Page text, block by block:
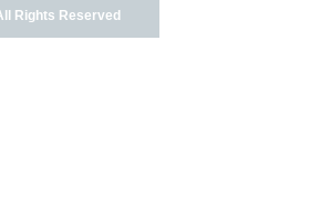
Rights Reserved